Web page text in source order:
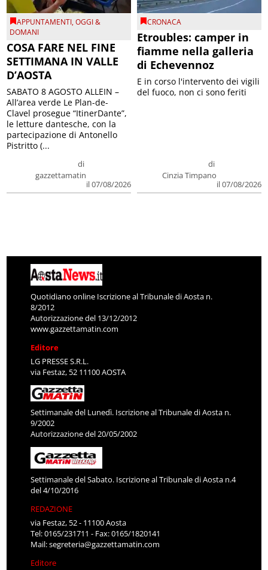
APPUNTAMENTI,OGGI &
DOMANI
COSA FARE NEL FINE
SETTIMANA IN VALLE
D’AOSTA
di
gazzettamatin
il 07/08/2026
SABATO 8 AGOSTO ALLEIN –
All’area verde Le Plan-de-
Clavel prosegue “ItinerDante”,
le letture dantesche, con la
partecipazione di Antonello
Pistritto (...
CRONACA
Etroubles: camper in
fiamme nella galleria
di Echevennoz
di
Cinzia Timpano
il 07/08/2026
E in corso l'intervento dei vigili
del fuoco, non ci sono feriti
Quotidiano online Iscrizione al Tribunale di Aosta n.
8/2012
Autorizzazione del 13/12/2012
www.gazzettamatin.com
Editore
LG PRESSE S.R.L.
via Festaz, 52 11100 AOSTA
Settimanale del Lunedì. Iscrizione al Tribunale di Aosta n.
9/2002
Autorizzazione del 20/05/2002
Settimanale del Sabato. Iscrizione al Tribunale di Aosta n.4
del 4/10/2016
REDAZIONE
via Festaz, 52 - 11100 Aosta
Tel: 0165/231711 - Fax: 0165/1820141
Mail:segreteria@gazzettamatin.com
Editore